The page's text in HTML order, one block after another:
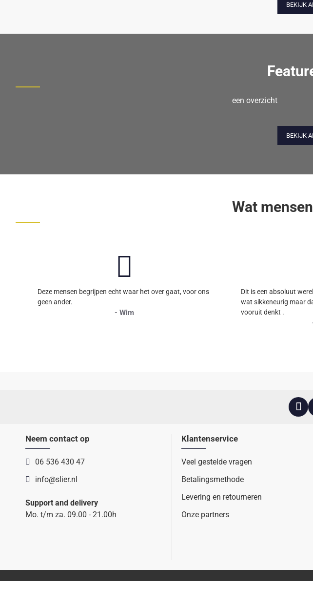
BEKIJK
een overzicht
BEKIJK
Wat
Deze mensen begrijpen echt waar het over gaat, voor ons
geen ander.
- Wim
Dit is een absoluut
wat sikkeneurig maar
vooruit denkt .
Neem contact op
06 536 430 47
info@slier.nl
Support and delivery
Mo. t/m za. 09.00 - 21.00h
Klantenservice
Veel gestelde vragen
Betalingsmethode
Levering en retourneren
Onze partners